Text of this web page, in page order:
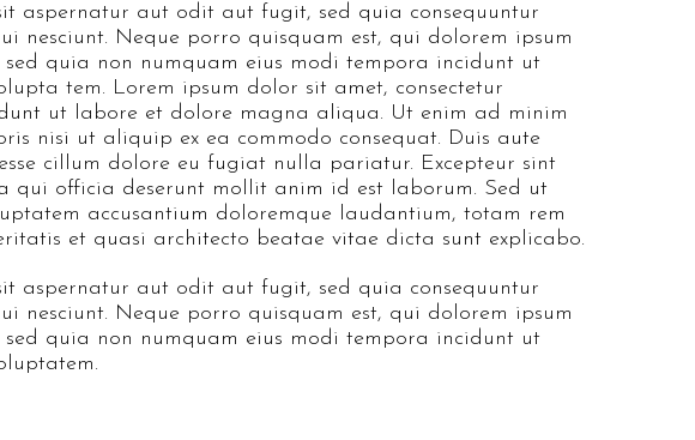
aspernatur aut odit aut fugit, sed quia consequuntur
nesciunt. Neque porro quisquam est, qui dolorem ipsum
quia non numquam eius modi tempora incidunt ut
tem. Lorem ipsum dolor sit amet, consectetur
ut labore et dolore magna aliqua. Ut enim ad minim
nisi ut aliquip ex ea commodo consequat. Duis aute
cillum dolore eu fugiat nulla pariatur. Excepteur sint
qui officia deserunt mollit anim id est laborum. Sed ut
accusantium doloremque laudantium, totam rem
et quasi architecto beatae vitae dicta sunt explicabo.
aspernatur aut odit aut fugit, sed quia consequuntur
nesciunt. Neque porro quisquam est, qui dolorem ipsum
quia non numquam eius modi tempora incidunt ut